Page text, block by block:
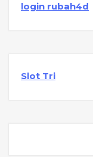
login rubah4d
Slot Tri